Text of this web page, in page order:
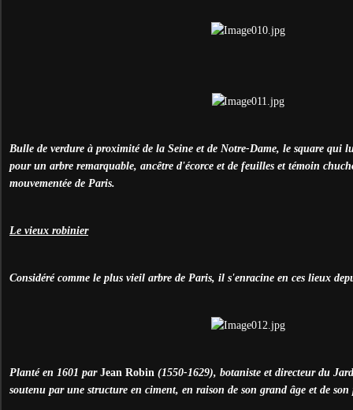
Bulle de verdure à proximité de la Seine et de Notre-Dame, le square qui
pour un arbre remarquable, ancêtre d'écorce et de feuilles et témoin
mouvementée de Paris.
Le vieux robinier
Considéré comme le plus vieil arbre de Paris, il s'enracine en ces lieux
Planté en 1601 par Jean Robin (1550-1629), botaniste et directeur du
soutenu par une structure en ciment, en raison de son grand âge et de son